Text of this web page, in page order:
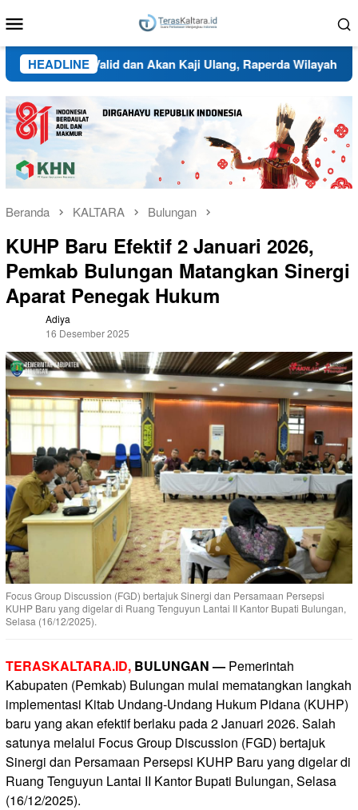
ke
Mobile
HEADLINE
Data Valid dan Akan Kaji Ulang, Raperda Wilayah Adat dan
Beranda KALTARA Bulungan
KUHP Baru Efektif 2 Januari 2026,
Pemkab Bulungan Matangkan Sinergi
Aparat Penegak Hukum
Adiya
16 Desember 2025
Focus Group Discussion (FGD) bertajuk Sinergi dan Persamaan Persepsi
KUHP Baru yang digelar di Ruang Tenguyun Lantai II Kantor Bupati Bulungan,
Selasa (16/12/2025).
TERASKALTARA.ID, BULUNGAN — Pemerintah
Kabupaten (Pemkab) Bulungan mulai mematangkan langkah
implementasi Kitab Undang-Undang Hukum Pidana (KUHP)
baru yang akan efektif berlaku pada 2 Januari 2026. Salah
satunya melalui Focus Group Discussion (FGD) bertajuk
Sinergi dan Persamaan Persepsi KUHP Baru yang digelar di
Ruang Tenguyun Lantai II Kantor Bupati Bulungan, Selasa
(16/12/2025).